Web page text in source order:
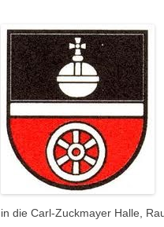
in die Carl-Zuckmayer Halle,